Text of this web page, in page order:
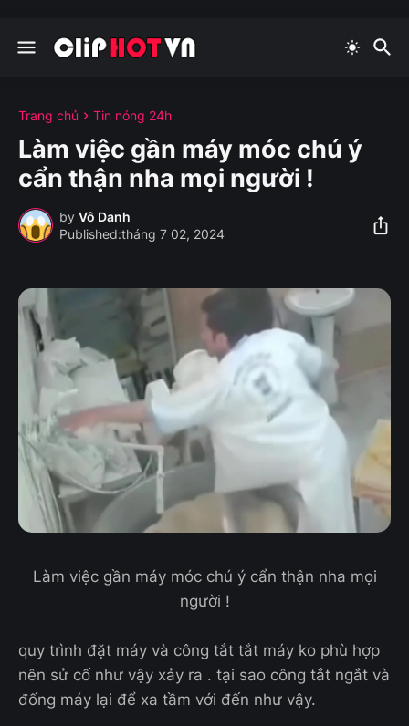
Trang chủ Tin nóng 24h
Làm việc gần máy móc chú ý
cẩn thận nha mọi người !
by Vô Danh
tháng 7 02, 2024
Làm việc gần máy móc chú ý cẩn thận nha mọi
người !
quy trình đặt máy và công tắt tắt máy ko phù hợp
nên sử cố như vậy xảy ra . tại sao công tắt ngắt và
đống máy lại để xa tầm với đến như vậy.